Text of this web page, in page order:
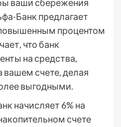
ваши сбережения
Банк предлагает
процентом
что банк
на средства,
вашем счете, делая
выгодными.
начисляет 6% на
счете